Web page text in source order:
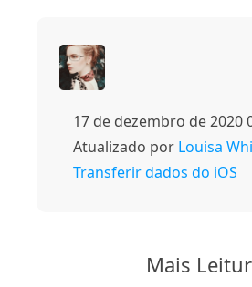
17 de dezembro de 2020
Atualizado por Louisa
Transferir dados do iOS
Mais